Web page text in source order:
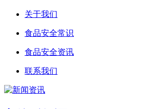
关于我们
食品安全常识
食品安全资讯
联系我们